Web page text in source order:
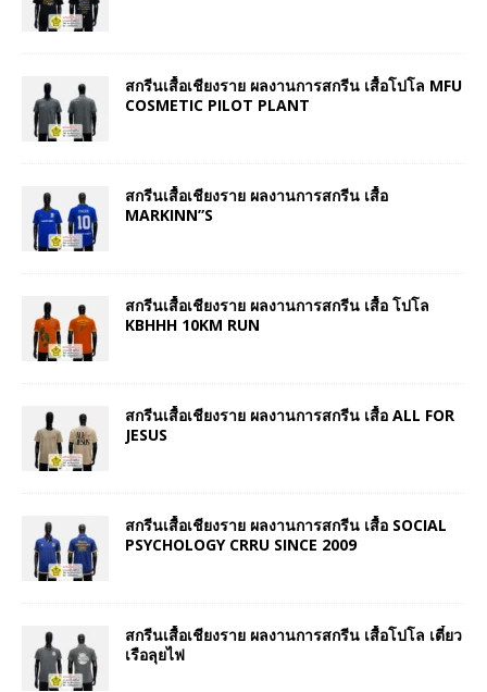
สกรีนเสื้อเชียงราย ผลงานการสกรีน เสื้อโปโล MFU
COSMETIC PILOT PLANT
สกรีนเสื้อเชียงราย ผลงานการสกรีน เสื้อ
MARKINN”S
สกรีนเสื้อเชียงราย ผลงานการสกรีน เสื้อ โปโล
KBHHH 10KM RUN
สกรีนเสื้อเชียงราย ผลงานการสกรีน เสื้อ ALL FOR
JESUS
สกรีนเสื้อเชียงราย ผลงานการสกรีน เสื้อ SOCIAL
PSYCHOLOGY CRRU SINCE 2009
สกรีนเสื้อเชียงราย ผลงานการสกรีน เสื้อโปโล เตี๋ยว
เรือลุยไฟ